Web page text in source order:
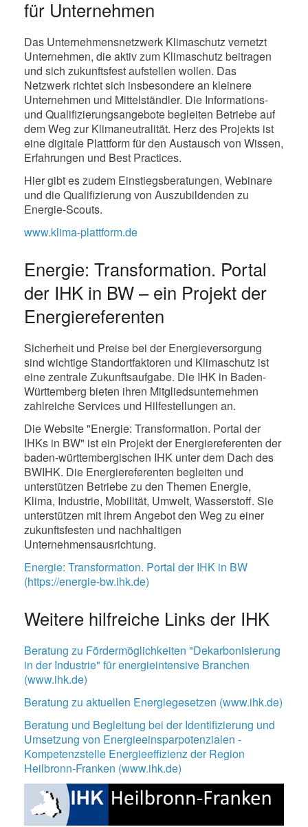
für Unternehmen
Das Unternehmensnetzwerk Klimaschutz vernetzt
Unternehmen, die aktiv zum Klimaschutz beitragen
und sich zukunftsfest aufstellen wollen. Das
Netzwerk richtet sich insbesondere an kleinere
Unternehmen und Mittelständler. Die Informations-
und Qualifizierungsangebote begleiten Betriebe auf
dem Weg zur Klimaneutralität. Herz des Projekts ist
eine digitale Plattform für den Austausch von Wissen,
Erfahrungen und Best Practices.
Hier gibt es zudem Einstiegsberatungen, Webinare
und die Qualifizierung von Auszubildenden zu
Energie-Scouts.
www.klima-plattform.de
Energie: Transformation. Portal
der IHK in BW – ein Projekt der
Energiereferenten
Sicherheit und Preise bei der Energieversorgung
sind wichtige Standortfaktoren und Klimaschutz ist
eine zentrale Zukunftsaufgabe. Die IHK in Baden-
Württemberg bieten ihren Mitgliedsunternehmen
zahlreiche Services und Hilfestellungen an.
Die Website "Energie: Transformation. Portal der
IHKs in BW" ist ein Projekt der Energiereferenten der
baden-württembergischen IHK unter dem Dach des
BWIHK. Die Energiereferenten begleiten und
unterstützen Betriebe zu den Themen Energie,
Klima, Industrie, Mobilität, Umwelt, Wasserstoff. Sie
unterstützen mit ihrem Angebot den Weg zu einer
zukunftsfesten und nachhaltigen
Unternehmensausrichtung.
Energie: Transformation. Portal der IHK in BW
(https://energie-bw.ihk.de)
Weitere hilfreiche Links der IHK
Beratung zu Fördermöglichkeiten "Dekarbonisierung
in der Industrie" für energieintensive Branchen
(www.ihk.de)
Beratung zu aktuellen Energiegesetzen (www.ihk.de)
Beratung und Begleitung bei der Identifizierung und
Umsetzung von Energieeinsparpotenzialen -
Kompetenzstelle Energieeffizienz der Region
Heilbronn-Franken (www.ihk.de)